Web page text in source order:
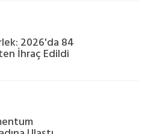
2026'da 84
İhraç Edildi